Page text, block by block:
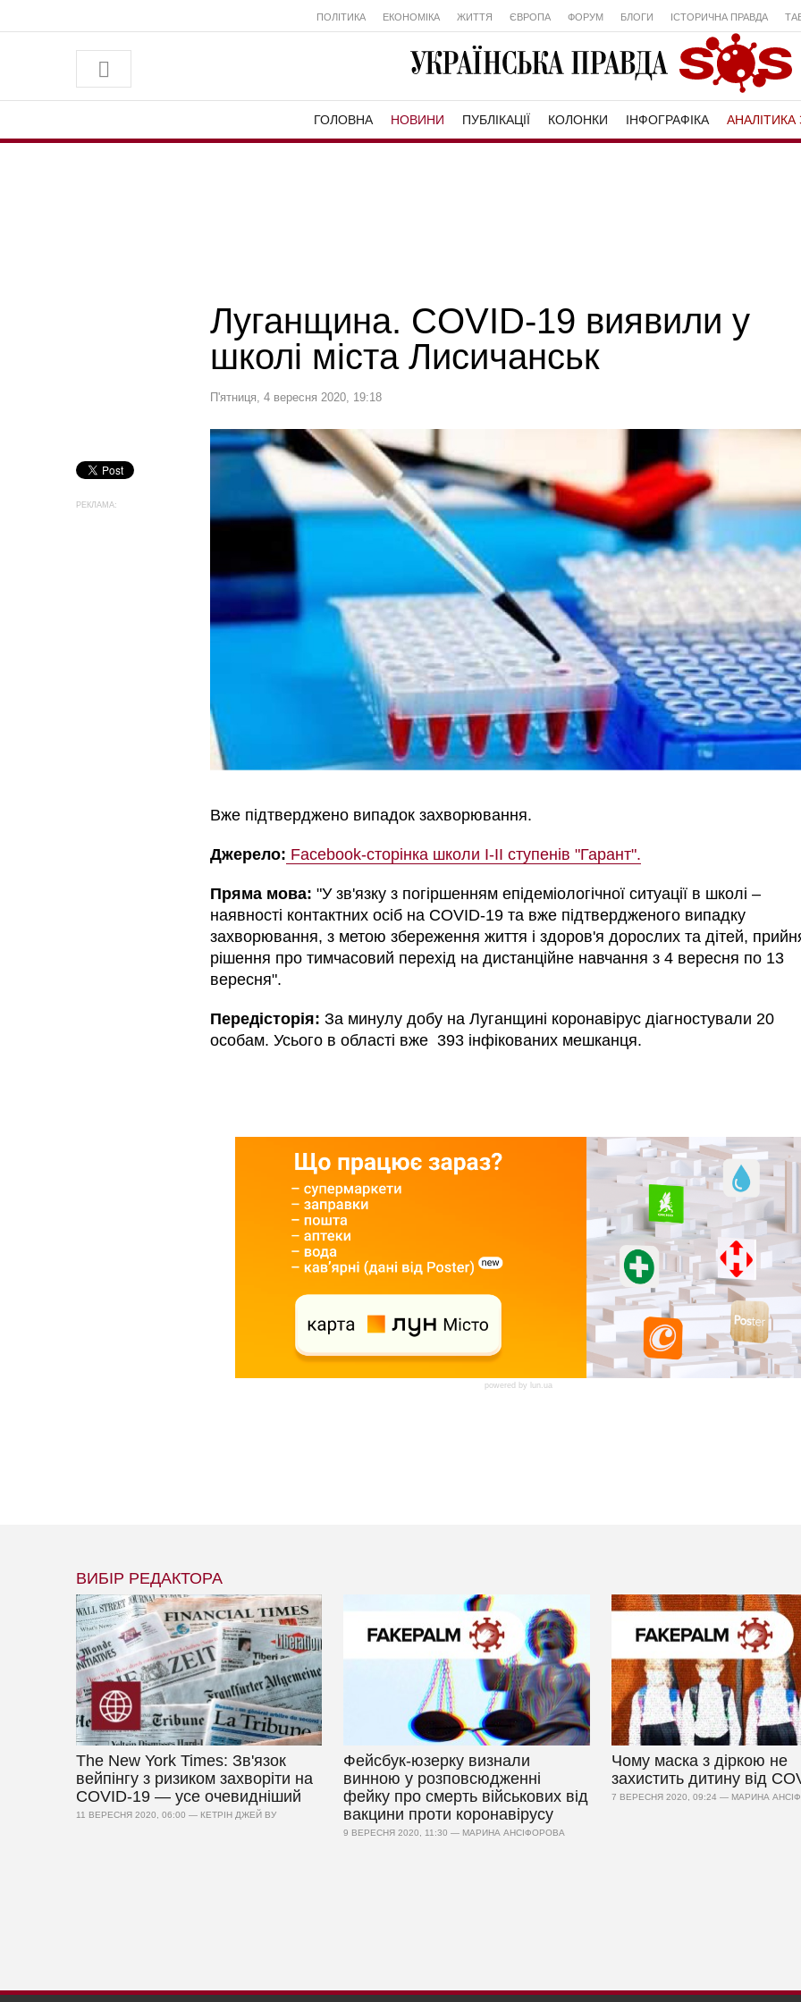
ПОЛІТИКА ЕКОНОМІКА ЖИТТЯ ЄВРОПА ФОРУМ БЛОГИ ІСТОРИЧНА ПРАВДА
ГОЛОВНА НОВИНИ ПУБЛІКАЦІЇ КОЛОНКИ ІНФОГРАФІКА АНАЛІТИКА
Луганщина. COVID-19 виявили у
школі міста Лисичанськ
П'ятниця, 4 вересня 2020, 19:18
РЕКЛАМА:
Вже підтверджено випадок захворювання.
Джерело: Facebook-сторінка школи І-ІІ ступенів "Гарант".
Пряма мова: "У зв'язку з погіршенням епідеміологічної ситуації в школі –
наявності контактних осіб на COVID-19 та вже підтвердженого випадку
захворювання, з метою збереження життя і здоров'я дорослих та дітей,
рішення про тимчасовий перехід на дистанційне навчання з 4 вересня по 13
вересня".
Передісторія: За минулу добу на Луганщині коронавірус діагностували 20
особам. Усього в області вже 393 інфікованих мешканця.
powered by lun.ua
ВИБІР РЕДАКТОРА
The New York Times: Зв'язок
вейпінгу з ризиком захворіти на
COVID-19 — усе очевидніший
11 ВЕРЕСНЯ 2020, 06:00 — КЕТРІН ДЖЕЙ ВУ
Фейсбук-юзерку визнали
винною у розповсюдженні
фейку про смерть військових від
вакцини проти коронавірусу
9 ВЕРЕСНЯ 2020, 11:30 — МАРИНА АНСІФОРОВА
Чому маска з діркою не
захистить дитину від
7 ВЕРЕСНЯ 2020, 09:24 — МАРИНА